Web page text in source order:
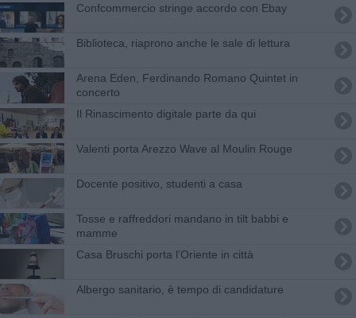
Confcommercio stringe accordo con Ebay
Biblioteca, riaprono anche le sale di lettura
Arena Eden, Ferdinando Romano Quintet in
concerto
Il Rinascimento digitale parte da qui
Valenti porta Arezzo Wave al Moulin Rouge
Docente positivo, studenti a casa
Tosse e raffreddori mandano in tilt babbi e
mamme
​Casa Bruschi porta l’Oriente in città
Albergo sanitario, è tempo di candidature